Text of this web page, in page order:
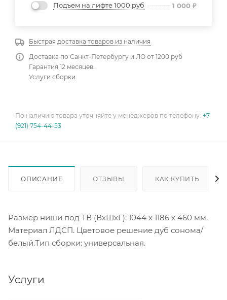
Подъем на лифте 1000 руб 1 000 ₽
Быстрая доставка товаров из наличия
Доставка по Санкт-Петербургу и ЛО от 1200 руб
Гарантия 12 месяцев.
Услуги сборки
По наличию товара уточняйте у менеджеров по телефону: +7
(921) 754-44-53
ОПИСАНИЕ ОТЗЫВЫ КАК КУПИТЬ
Размер ниши под ТВ (ВхШхГ): 1044 х 1186 х 460 мм.
Материал ЛДСП. Цветовое решение дуб сонома/
белый.Тип сборки: универсальная.
Услуги